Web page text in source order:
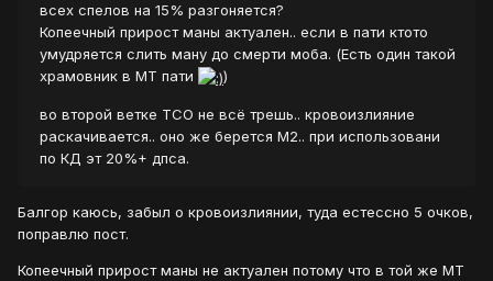
всех спелов на 15% разгоняется?
Копеечный прирост маны актуален.. если в пати ктото
умудряется слить ману до смерти моба. (Есть один такой
храмовник в МТ пати
)
во второй ветке ТСО не всё трешь.. кровоизлияние
раскачивается.. оно же берется М2.. при использовани
по КД эт 20%+ дпса.
Балгор каюсь, забыл о кровоизлиянии, туда естессно 5 очков,
поправлю пост.
Копеечный прирост маны не актуален потому что в той же МТ